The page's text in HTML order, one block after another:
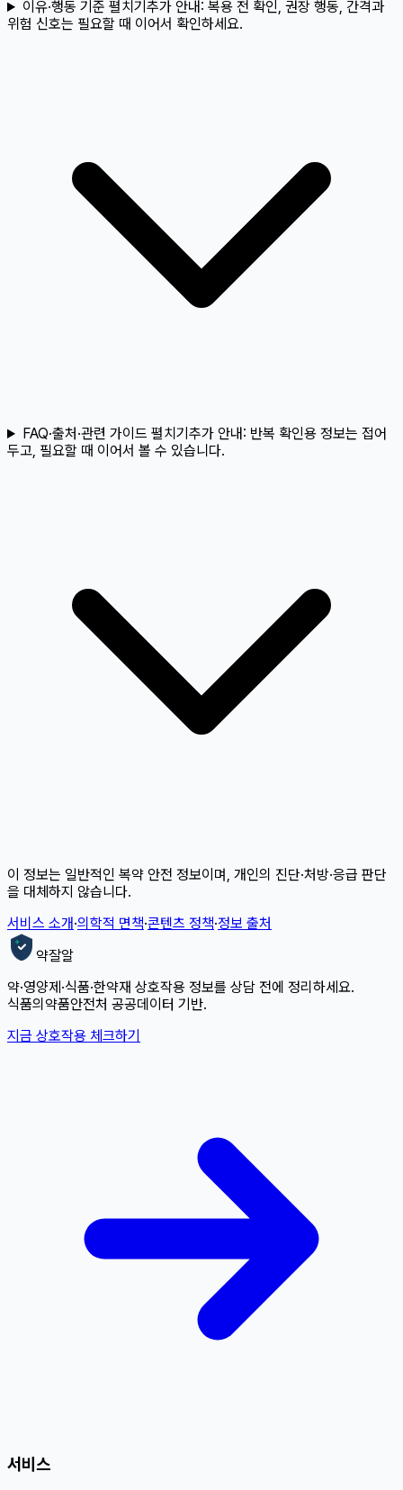
이유·행동 기준 펼치기추가 안내: 복용 전 확인, 권장 행동, 간격과
위험 신호는 필요할 때 이어서 확인하세요.
FAQ·출처·관련 가이드 펼치기추가 안내: 반복 확인용 정보는 접어
두고, 필요할 때 이어서 볼 수 있습니다.
이 정보는 일반적인 복약 안전 정보이며, 개인의 진단·처방·응급 판단
을 대체하지 않습니다.
서비스 소개·의학적 면책·콘텐츠 정책·정보 출처
약잘알
약·영양제·식품·한약재 상호작용 정보를 상담 전에 정리하세요.
식품의약품안전처 공공데이터 기반.
지금 상호작용 체크하기
서비스